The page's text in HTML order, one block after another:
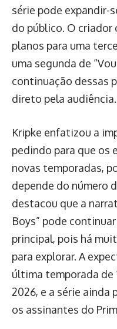
série pode expandir-
do público. O criador
planos para uma
uma segunda de
continuação dessas
direto pela audiência.
Kripke enfatizou a
pedindo para que os
novas temporadas,
depende do número
destacou que a
Boys” pode
principal, pois há
para explorar. A
última temporada de
2026, e a série ainda
os assinantes do